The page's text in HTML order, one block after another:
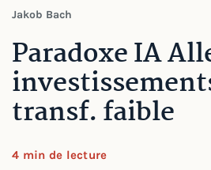
Jakob Bach
Paradoxe IA
transf. faible
4 min de lecture